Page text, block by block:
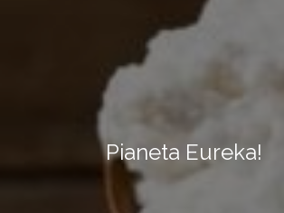
Pianeta Eureka!